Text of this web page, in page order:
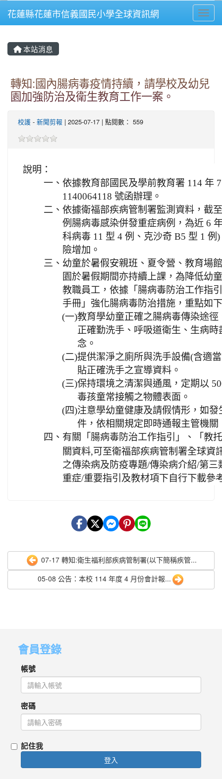
⏸
花蓮縣花蓮市信義國民小學全球資訊網
本站消息
轉知:國內腸病毒疫情持續，請學校及幼兒
園加強防治及衛生教育工作一案。
校護 - 新聞剪報 | 2025-07-17 | 點閱數： 559
說明：
一、 依據教育部國民及學前教育署 114 年
1140064118 號函辦理。
二、 依據衛福部疾病管制署監測資料，截
例腸病毒感染併發重症病例，為近 6
科病毒 11 型 4 例、克沙奇 B5 型 1
險增加。
三、 幼童於暑假安親班、夏令營、教育場
園於暑假期間亦持續上課，為降低幼
教職員工，依據「腸病毒防治工作指
手冊」強化腸病毒防治措施，重點如
(一)教育學幼童正確之腸病毒傳染途
正確勤洗手、呼吸道衛生、生病
念。
(二)提供潔淨之廁所與洗手設備(含適
貼正確洗手之宣導資料。
(三)保持環境之清潔與通風，定期以
毒孩童常接觸之物體表面。
(四)注意學幼童健康及請假情形，如
件，依相關規定即時通報主管機
四、 有關「腸病毒防治工作指引」、「教
關資料,可至衛福部疾病管制署全球資
之傳染病及防疫專題/傳染病介紹/第
重症/重要指引及教材項下自行下載參
07-17 轉知:衛生福利部疾病管制署(以下簡稱疾管...
05-08 公告：本校 114 年度 4 月份會計報...
會員登錄
帳號
密碼
記住我
登入